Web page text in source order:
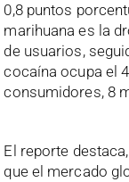
0,8 puntos
marihuana es la
de usuarios,
cocaína ocupa el
consumidores, 8
El reporte
que el mercado